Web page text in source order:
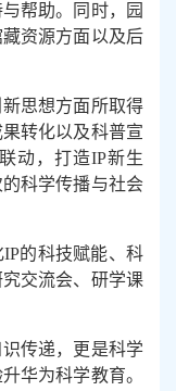
帮助。同时，园
资源方面以及后
思想方面所取得
转化以及科普宣
动，打造IP新生
科学传播与社会
IP的科技赋能、科
交流会、研学课
传递，更是科学
华为科学教育。